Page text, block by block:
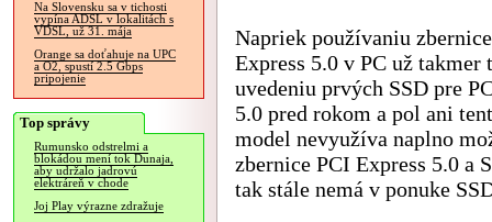
Na Slovensku sa v tichosti
vypína ADSL v lokalitách s
VDSL, už 31. mája
Orange sa doťahuje na UPC
a O2, spustí 2.5 Gbps
pripojenie
Top správy
Rumunsko odstrelmi a
blokádou mení tok Dunaja,
aby udržalo jadrovú
elektráreň v chode
Joj Play výrazne zdražuje
Napriek používaniu
Express 5.0 v PC už takmer
uvedeniu prvých SSD pre
5.0 pred rokom a pol ani
model nevyužíva naplno
zbernice PCI Express 5.0 a
tak stále nemá v ponuke